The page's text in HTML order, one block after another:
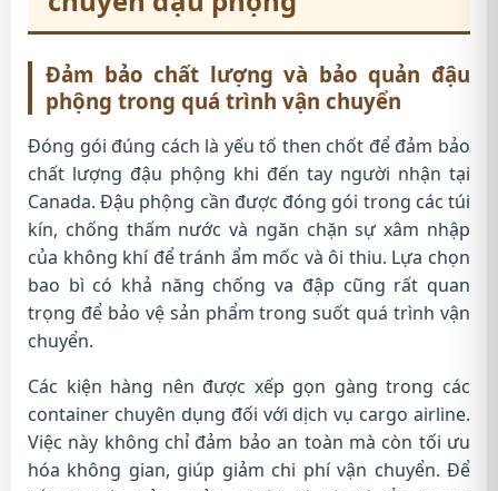
Đảm bảo chất lượng và bảo quản đậu
phộng trong quá trình vận chuyển
Đóng gói đúng cách là yếu tố then chốt để đảm bảo
chất lượng đậu phộng khi đến tay người nhận tại
Canada. Đậu phộng cần được đóng gói trong các túi
kín, chống thấm nước và ngăn chặn sự xâm nhập
của không khí để tránh ẩm mốc và ôi thiu. Lựa chọn
bao bì có khả năng chống va đập cũng rất quan
trọng để bảo vệ sản phẩm trong suốt quá trình vận
chuyển.
Các kiện hàng nên được xếp gọn gàng trong các
container chuyên dụng đối với dịch vụ cargo airline.
Việc này không chỉ đảm bảo an toàn mà còn tối ưu
hóa không gian, giúp giảm chi phí vận chuyển. Để